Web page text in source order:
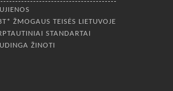
ŽMOGAUS TEISĖS LIETUVOJE
STANDARTAI
ŽINOTI